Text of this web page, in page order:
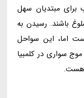
برای مبتدیان سهل
باشند. رسیدن به
اما، این سواحل
سواری در کلمبیا
هست.